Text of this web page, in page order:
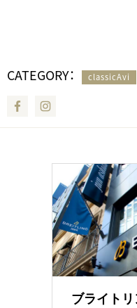
CATEGORY： classicAvi
Facebook
ブライト